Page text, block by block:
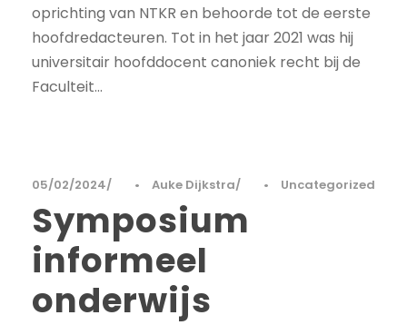
oprichting van NTKR en behoorde tot de eerste
hoofdredacteuren. Tot in het jaar 2021 was hij
universitair hoofddocent canoniek recht bij de
Faculteit...
05/02/2024 • Auke Dijkstra • Uncategorized
Symposium
informeel
onderwijs